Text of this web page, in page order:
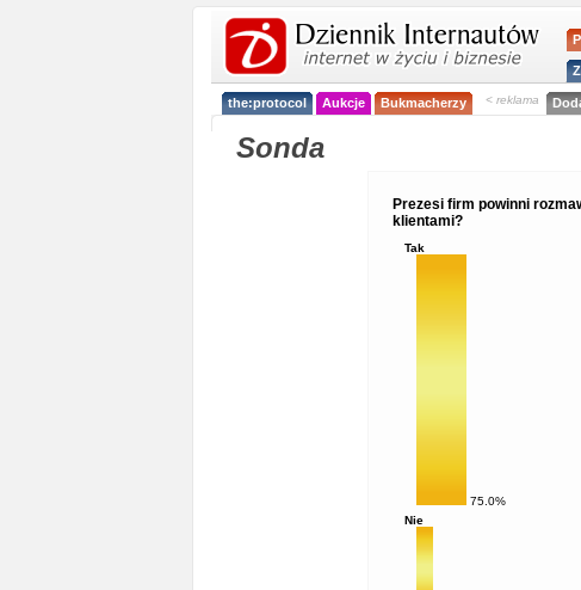
the:protocol Aukcje Bukmacherzy < reklama
Sonda
Prezesi firm powinni
klientami?
Tak
75.0%
Nie